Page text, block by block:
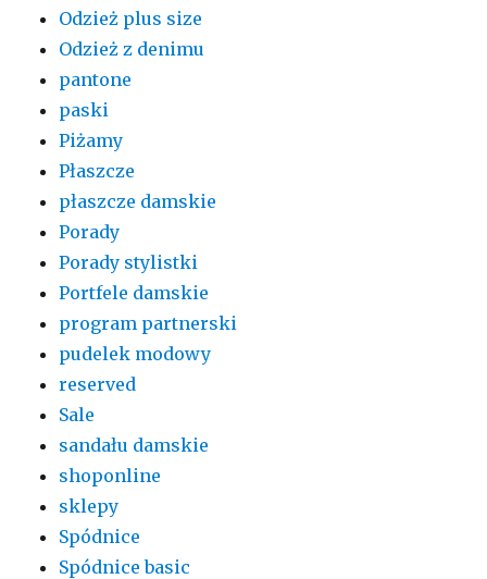
Odzież plus size
Odzież z denimu
pantone
paski
Piżamy
Płaszcze
płaszcze damskie
Porady
Porady stylistki
Portfele damskie
program partnerski
pudelek modowy
reserved
Sale
sandału damskie
shoponline
sklepy
Spódnice
Spódnice basic